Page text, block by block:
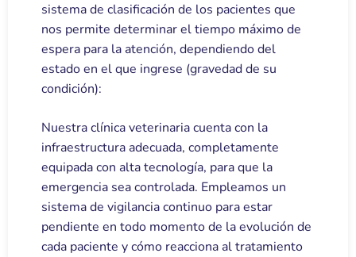
sistema de clasificación de los pacientes que
nos permite determinar el tiempo máximo de
espera para la atención, dependiendo del
estado en el que ingrese (gravedad de su
condición):
Nuestra clínica veterinaria cuenta con la
infraestructura adecuada, completamente
equipada con alta tecnología, para que la
emergencia sea controlada. Empleamos un
sistema de vigilancia continuo para estar
pendiente en todo momento de la evolución de
cada paciente y cómo reacciona al tratamiento